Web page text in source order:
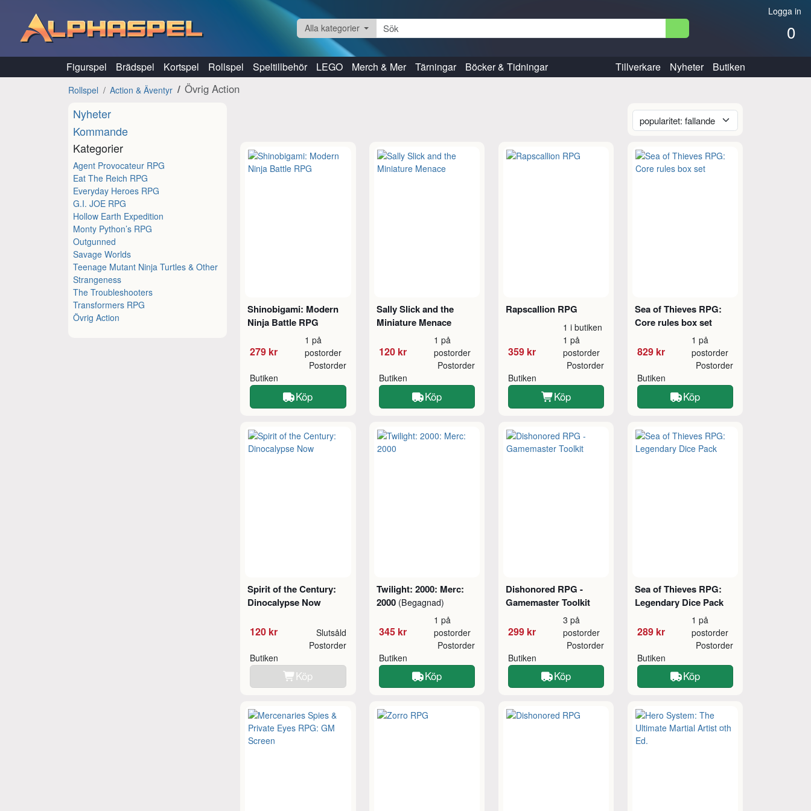
Logga in
0
Alla kategorier
Figurspel Brädspel Kortspel Rollspel Speltillbehör LEGO Merch & Mer Tärningar Böcker & Tidningar Tillverkare Nyheter Butiken
Rollspel Action & Äventyr Övrig Action
Nyheter
Kommande
Kategorier
Agent Provocateur RPG
Eat The Reich RPG
Everyday Heroes RPG
G.I. JOE RPG
Hollow Earth Expedition
Monty Python’s RPG
Outgunned
Savage Worlds
Teenage Mutant Ninja Turtles & Other
Strangeness
The Troubleshooters
Transformers RPG
Övrig Action
Shinobigami: Modern
Ninja Battle RPG
279 kr
1 på
postorder
Butiken
Postorder
Köp
Sally Slick and the
Miniature Menace
120 kr
1 på
postorder
Butiken
Postorder
Köp
Rapscallion RPG
359 kr
1 i butiken
1 på
postorder
Butiken
Postorder
Köp
Sea of Thieves RPG:
Core rules box set
829 kr
1 på
postorder
Butiken
Postorder
Köp
Spirit of the Century:
Dinocalypse Now
120 kr Slutsåld
Butiken
Postorder
Köp
Twilight: 2000: Merc:
2000 (Begagnad)
345 kr
1 på
postorder
Butiken
Postorder
Köp
Dishonored RPG -
Gamemaster Toolkit
299 kr
3 på
postorder
Butiken
Postorder
Köp
Sea of Thieves RPG:
Legendary Dice Pack
289 kr
1 på
postorder
Butiken
Postorder
Köp